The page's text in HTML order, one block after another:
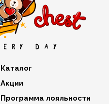
Каталог
Акции
Программа лояльности